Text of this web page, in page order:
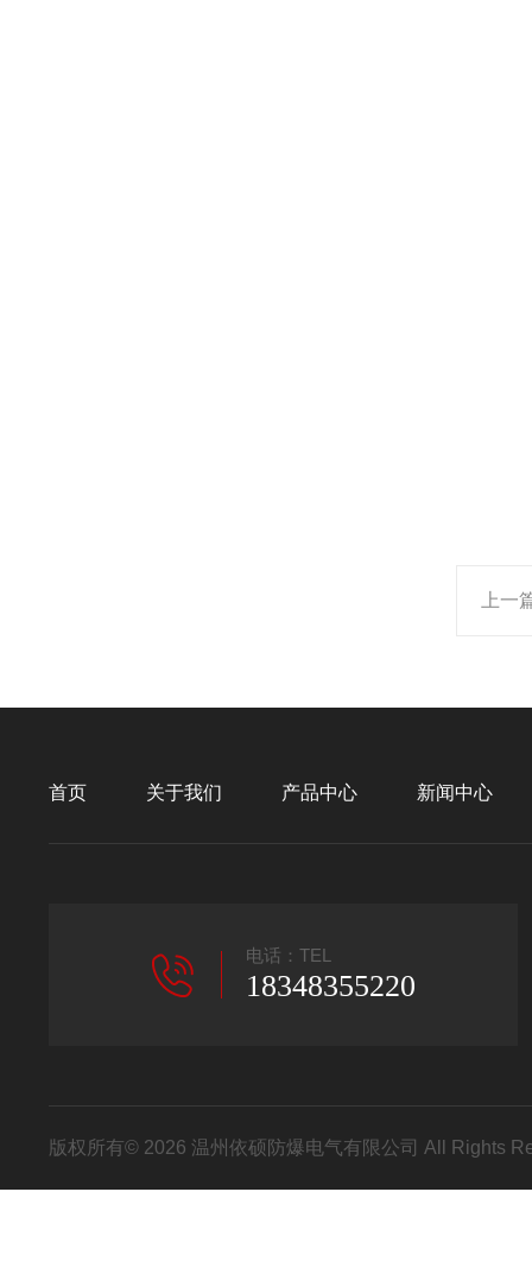
上一
首页 关于我们 产品中心 新闻中心
电话：TEL
18348355220
版权所有© 2026 温州依硕防爆电气有限公司 All Rights